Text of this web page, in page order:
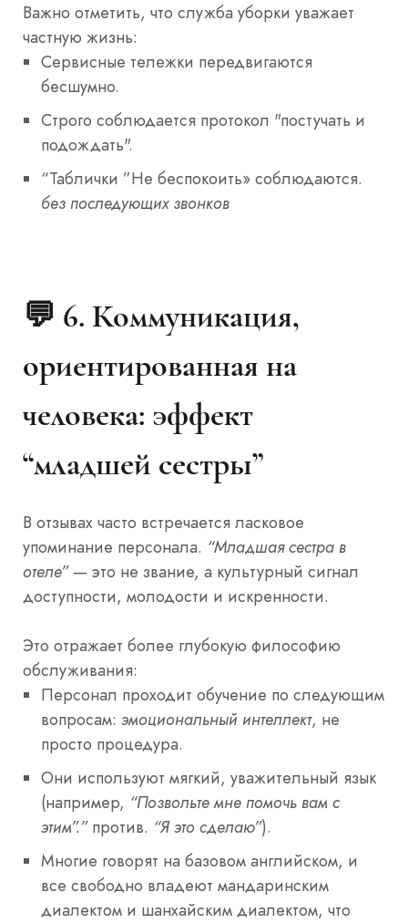
Важно отметить, что служба уборки уважает
частную жизнь:
Сервисные тележки передвигаются
бесшумно.
Строго соблюдается протокол "постучать и
подождать".
“Таблички ”Не беспокоить» соблюдаются.
без последующих звонков
💬 6. Коммуникация,
ориентированная на
человека: эффект
“младшей сестры”
В отзывах часто встречается ласковое
упоминание персонала. “Младшая сестра в
отеле”— это не звание, а культурный сигнал
доступности, молодости и искренности.
Это отражает более глубокую философию
обслуживания:
Персонал проходит обучение по следующим
вопросам: эмоциональный интеллект, не
просто процедура.
Они используют мягкий, уважительный язык
(например, “Позвольте мне помочь вам с
этим”.”против. “Я это сделаю”).
Многие говорят на базовом английском, и
все свободно владеют мандаринским
диалектом и шанхайским диалектом, что